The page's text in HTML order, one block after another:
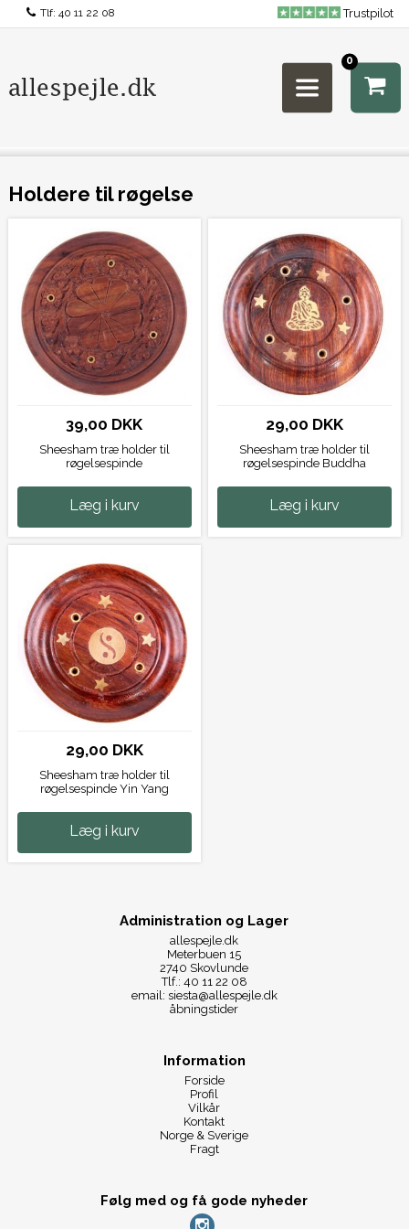
Tlf: 40 11 22 08 Trustpilot
0
Holdere til røgelse
39,00 DKK
Sheesham træ holder til
røgelsespinde
Læg i kurv
29,00 DKK
Sheesham træ holder til
røgelsespinde Buddha
Læg i kurv
29,00 DKK
Sheesham træ holder til
røgelsespinde Yin Yang
Læg i kurv
Administration og Lager
allespejle.dk
Meterbuen 15
2740 Skovlunde
Tlf.: 40 11 22 08
email: siesta@allespejle.dk
åbningstider
Information
Forside
Profil
Vilkår
Kontakt
Norge & Sverige
Fragt
Følg med og få gode nyheder